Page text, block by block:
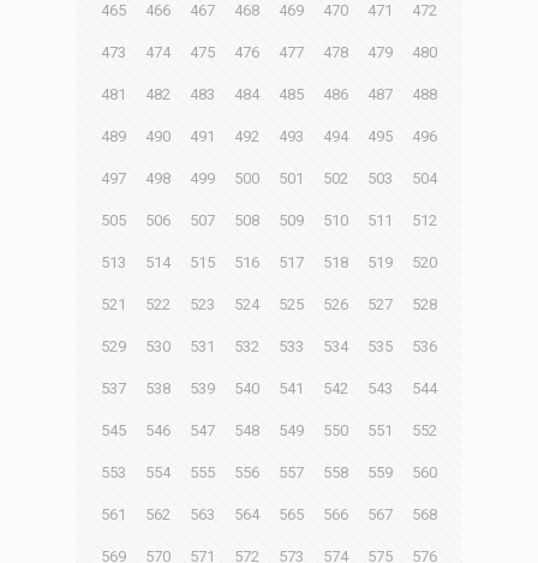
465 466 467 468 469 470 471 472
473 474 475 476 477 478 479 480
481 482 483 484 485 486 487 488
489 490 491 492 493 494 495 496
497 498 499 500 501 502 503 504
505 506 507 508 509 510 511 512
513 514 515 516 517 518 519 520
521 522 523 524 525 526 527 528
529 530 531 532 533 534 535 536
537 538 539 540 541 542 543 544
545 546 547 548 549 550 551 552
553 554 555 556 557 558 559 560
561 562 563 564 565 566 567 568
569 570 571 572 573 574 575 576